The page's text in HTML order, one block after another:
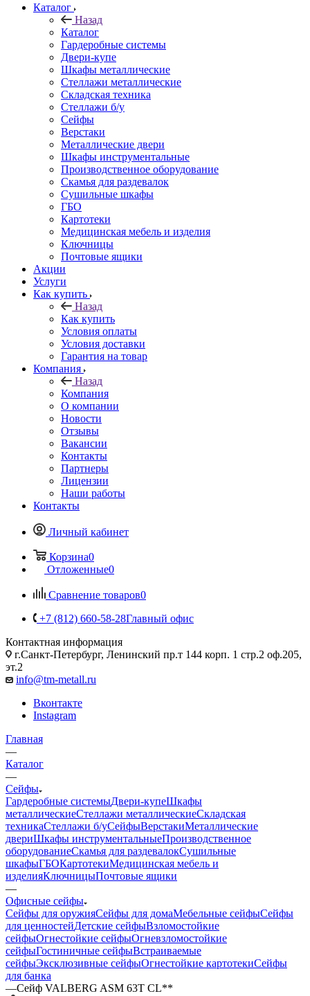
Каталог
Назад
Каталог
Гардеробные системы
Двери-купе
Шкафы металлические
Стеллажи металлические
Складская техника
Стеллажи б/у
Сейфы
Верстаки
Металлические двери
Шкафы инструментальные
Производственное оборудование
Скамья для раздевалок
Сушильные шкафы
ГБО
Картотеки
Медицинская мебель и изделия
Ключницы
Почтовые ящики
Акции
Услуги
Как купить
Назад
Как купить
Условия оплаты
Условия доставки
Гарантия на товар
Компания
Назад
Компания
О компании
Новости
Отзывы
Вакансии
Контакты
Партнеры
Лицензии
Наши работы
Контакты
Личный кабинет
Корзина0
Отложенные0
Сравнение товаров0
+7 (812) 660-58-28Главный офис
Контактная информация
г.Санкт-Петербург, Ленинский пр.т 144 корп. 1 стр.2 оф.205,
эт.2
info@tm-metall.ru
Вконтакте
Instagram
Главная
—
Каталог
—
Сейфы
Гардеробные системыДвери-купеШкафы
металлическиеСтеллажи металлическиеСкладская
техникаСтеллажи б/уСейфыВерстакиМеталлические
двериШкафы инструментальныеПроизводственное
оборудованиеСкамья для раздевалокСушильные
шкафыГБОКартотекиМедицинская мебель и
изделияКлючницыПочтовые ящики
—
Офисные сейфы
Сейфы для оружияСейфы для домаМебельные сейфыСейфы
для ценностейДетские сейфыВзломостойкие
сейфыОгнестойкие сейфыОгневзломостойкие
сейфыГостиничные сейфыВстраиваемые
сейфыЭксклюзивные сейфыОгнестойкие картотекиСейфы
для банка
—Сейф VALBERG ASM 63T CL**